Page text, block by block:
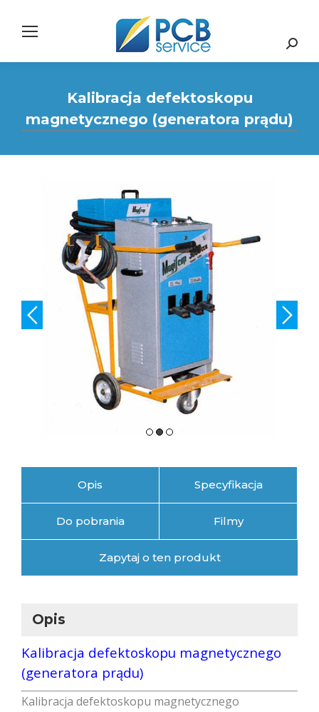
Search:
Kalibracja defektoskopu
magnetycznego (generatora prądu)
Opis Specyfikacja
Do pobrania Filmy
Zapytaj o ten produkt
Opis
Kalibracja defektoskopu magnetycznego
(generatora prądu)
Kalibracja defektoskopu magnetycznego